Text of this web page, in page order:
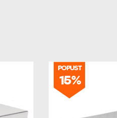
POPUST
15%